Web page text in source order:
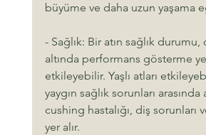
büyüme ve daha uzun yaşama
- Sağlık: Bir atın sağlık
altında performans gösterme
etkileyebilir. Yaşlı atları
yaygın sağlık sorunları
cushing hastalığı, diş sorunları
yer alır.